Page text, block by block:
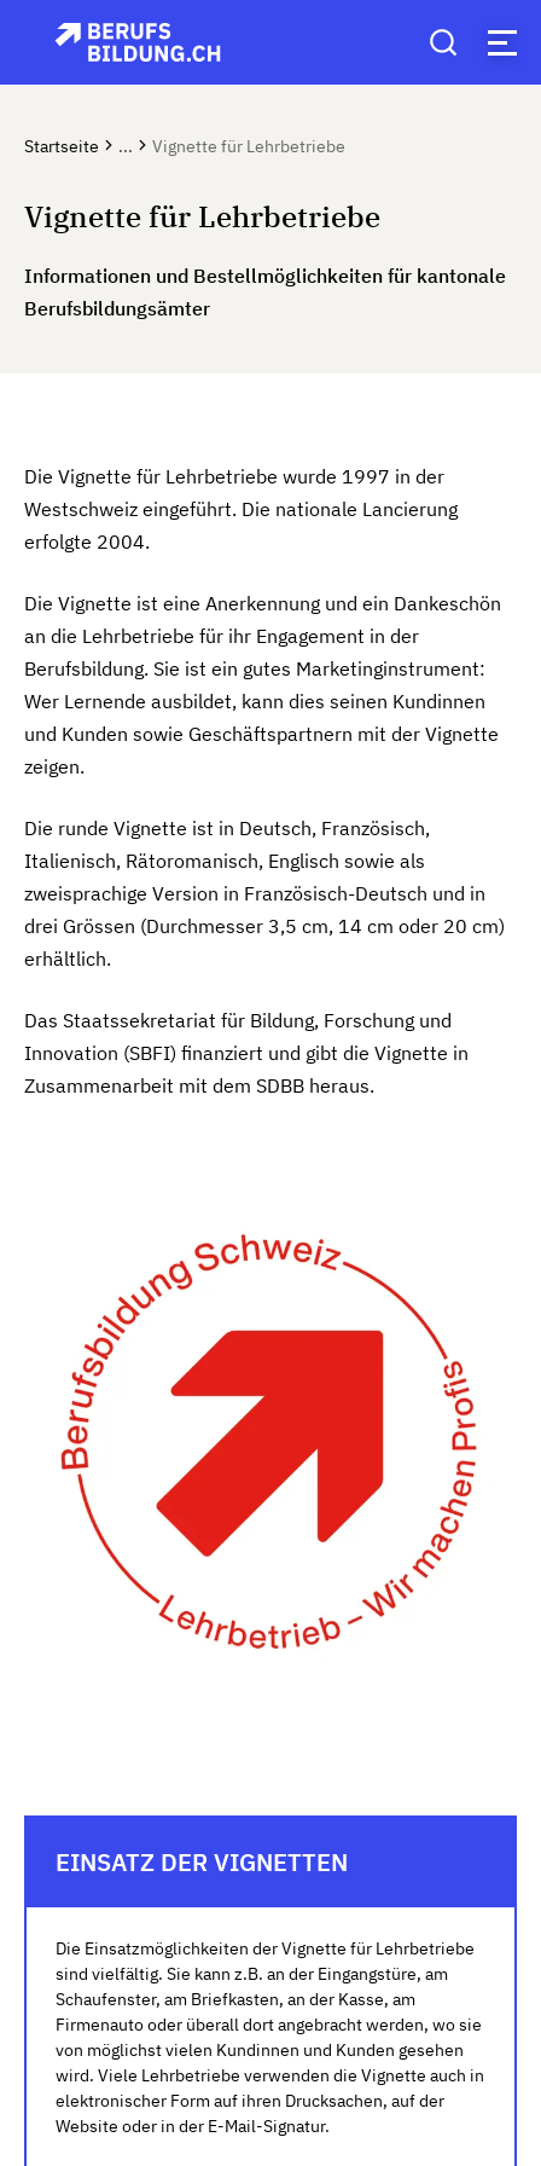
Startseite ... Vignette für Lehrbetriebe
Vignette für Lehrbetriebe
Informationen und Bestellmöglichkeiten für kantonale
Berufsbildungsämter
Die Vignette für Lehrbetriebe wurde 1997 in der
Westschweiz eingeführt. Die nationale Lancierung
erfolgte 2004.
Die Vignette ist eine Anerkennung und ein Dankeschön
an die Lehrbetriebe für ihr Engagement in der
Berufsbildung. Sie ist ein gutes Marketinginstrument:
Wer Lernende ausbildet, kann dies seinen Kundinnen
und Kunden sowie Geschäftspartnern mit der Vignette
zeigen.
Die runde Vignette ist in Deutsch, Französisch,
Italienisch, Rätoromanisch, Englisch sowie als
zweisprachige Version in Französisch-Deutsch und in
drei Grössen (Durchmesser 3,5 cm, 14 cm oder 20 cm)
erhältlich.
Das Staatssekretariat für Bildung, Forschung und
Innovation (SBFI) finanziert und gibt die Vignette in
Zusammenarbeit mit dem SDBB heraus.
EINSATZ DER VIGNETTEN
Die Einsatzmöglichkeiten der Vignette für Lehrbetriebe
sind vielfältig. Sie kann z.B. an der Eingangstüre, am
Schaufenster, am Briefkasten, an der Kasse, am
Firmenauto oder überall dort angebracht werden, wo sie
von möglichst vielen Kundinnen und Kunden gesehen
wird. Viele Lehrbetriebe verwenden die Vignette auch in
elektronischer Form auf ihren Drucksachen, auf der
Website oder in der E-Mail-Signatur.